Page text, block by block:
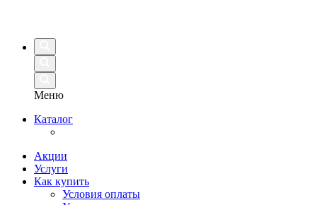
Меню
Каталог
Акции
Услуги
Как купить
Условия оплаты